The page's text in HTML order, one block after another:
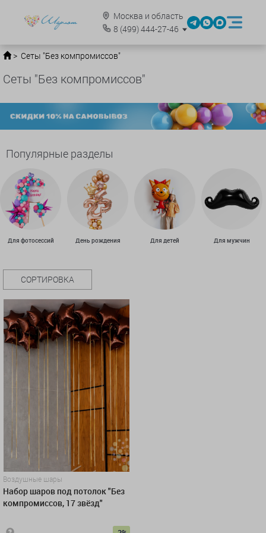
Москва и область
8 (499)444-27-46
Сеты "Без компромиссов"
Сеты "Без компромиссов"
Популярные разделы
Для фотосессий День рождения Для детей Для мужчин
СОРТИРОВКА
Воздушные шары
Набор шаров под потолок "Без
компромиссов, 17 звёзд"